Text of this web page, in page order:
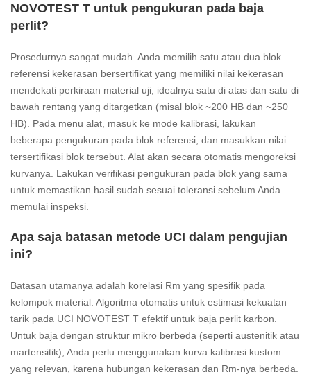
NOVOTEST T untuk pengukuran pada baja
perlit?
Prosedurnya sangat mudah. Anda memilih satu atau dua blok
referensi kekerasan bersertifikat yang memiliki nilai kekerasan
mendekati perkiraan material uji, idealnya satu di atas dan satu di
bawah rentang yang ditargetkan (misal blok ~200 HB dan ~250
HB). Pada menu alat, masuk ke mode kalibrasi, lakukan
beberapa pengukuran pada blok referensi, dan masukkan nilai
tersertifikasi blok tersebut. Alat akan secara otomatis mengoreksi
kurvanya. Lakukan verifikasi pengukuran pada blok yang sama
untuk memastikan hasil sudah sesuai toleransi sebelum Anda
memulai inspeksi.
Apa saja batasan metode UCI dalam pengujian
ini?
Batasan utamanya adalah korelasi Rm yang spesifik pada
kelompok material. Algoritma otomatis untuk estimasi kekuatan
tarik pada UCI NOVOTEST T efektif untuk baja perlit karbon.
Untuk baja dengan struktur mikro berbeda (seperti austenitik atau
martensitik), Anda perlu menggunakan kurva kalibrasi kustom
yang relevan, karena hubungan kekerasan dan Rm-nya berbeda.